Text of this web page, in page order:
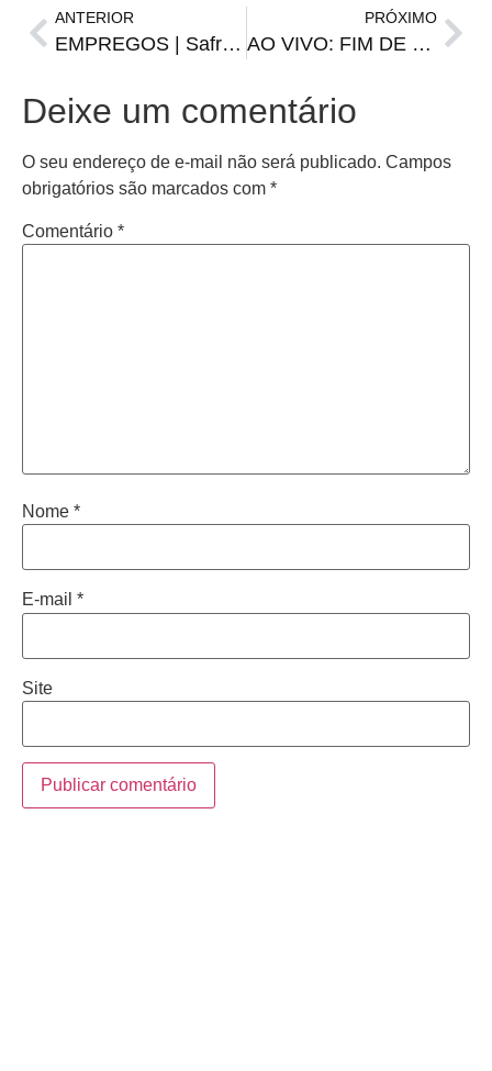
ANTERIOR
EMPREGOS | Safrista, açougueiro, vendedor e outras vagas do Sine
PRÓXIMO
AO VIVO: FIM DE TARDE – EDIÇÃO 130. ASSISTA!!!
Deixe um comentário
O seu endereço de e-mail não será publicado. Campos
obrigatórios são marcados com *
Comentário *
Nome *
E-mail *
Site